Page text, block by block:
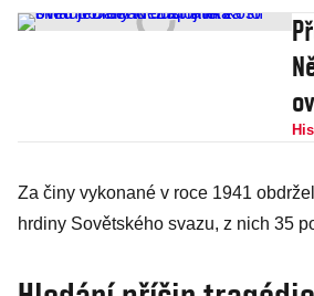
Za činy vykonané v roce 1941
hrdiny Sovětského svazu, z nich 35